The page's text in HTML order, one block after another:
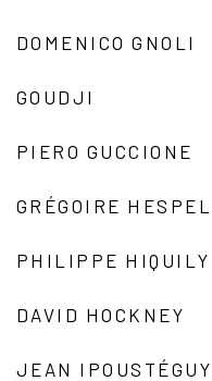
DOMENICO GNOLI
GOUDJI
PIERO GUCCIONE
GRÉGOIRE HESPEL
PHILIPPE HIQUILY
DAVID HOCKNEY
JEAN IPOUSTÉGUY